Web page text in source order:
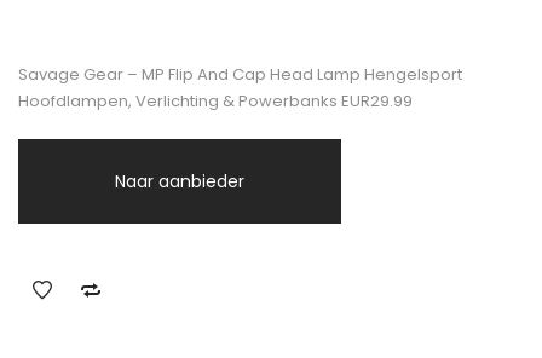
Savage Gear – MP Flip And Cap Head Lamp Hengelsport
Hoofdlampen, Verlichting & Powerbanks EUR29.99
Naar aanbieder